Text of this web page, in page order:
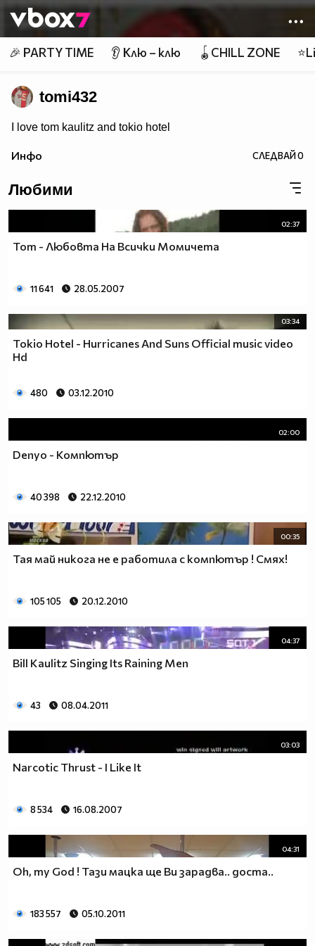
👾
🎉 PARTY TIME 👂 Клю – клю 🪀CHILL ZONE
tomi432
I love tom kaulitz and tokio hotel
Инфо СЛЕДВАЙ0
Любими
02:37
Tom - Любовта На Всички Момичета
11 641 28.05.2007
03:34
Tokio Hotel - Hurricanes And Suns Official music video
Hd
480 03.12.2010
02:00
Denyo - Компютър
40 398 22.12.2010
00:35
Тая май никога не е работила с компютър ! Смях!
105 105 20.12.2010
04:37
Bill Kaulitz Singing Its Raining Men
43 08.04.2011
03:03
Narcotic Thrust - I Like It
8 534 16.08.2007
04:31
Oh, my God ! Тази мацка ще Ви зарадва.. доста..
183 557 05.10.2011